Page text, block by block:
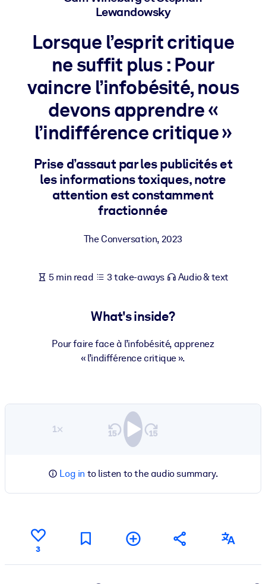
For LMS/LXP
Bring bite-sized, verified knowledge into your LMS/LXP for
learning results.
For Corporate Libraries
Enrich your corporate library with trusted, ready-to-use business
knowledge.
Fuel your AI systems with reliable, structured knowledge to
outputs.
Lewandowsky
Lorsque l’esprit critique
ne suffit plus : Pour
vaincre l’infobésité, nous
devons apprendre «
l’indifférence critique »
Prise d’assaut par les publicités et
les informations toxiques, notre
attention est constamment
fractionnée
The Conversation, 2023
5 min read 3 take-aways Audio & text
What's inside?
Pour faire face à l’infobésité, apprenez
« l’indifférence critique ».
1×
Log in to listen to the audio summary.
3